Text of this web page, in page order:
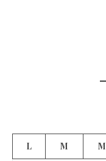
L M M